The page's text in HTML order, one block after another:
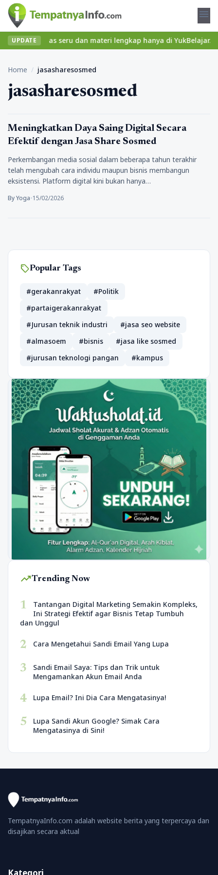
menu
UPDATEkelas seru dan materi lengkap hanya di
Home / jasasharesosmed
jasasharesosmed
jasa
Meningkatkan Daya Saing Digital Secara
Efektif dengan Jasa Share Sosmed
Perkembangan media sosial dalam beberapa tahun terakhir
telah mengubah cara individu maupun bisnis membangun
eksistensi. Platform digital kini bukan hanya…
By Yoga•15/02/2026
sellPopular Tags
#gerakanrakyat
#Politik
#partaigerakanrakyat
#Jurusan teknik industri
#jasa seo website
#almasoem
#bisnis
#jasa like sosmed
#jurusan teknologi pangan
#kampus
trending_upTrending Now
1
Tantangan Digital Marketing Semakin Kompleks,
Ini Strategi Efektif agar Bisnis Tetap Tumbuh
dan Unggul
2 Cara Mengetahui Sandi Email Yang Lupa
3
Sandi Email Saya: Tips dan Trik untuk
Mengamankan Akun Email Anda
4 Lupa Email? Ini Dia Cara Mengatasinya!
5
Lupa Sandi Akun Google? Simak Cara
Mengatasinya di Sini!
TempatnyaInfo.com adalah website berita yang terpercaya dan
disajikan secara aktual